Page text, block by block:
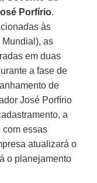
Porfírio.
às
as
em duas
a fase de
de
José Porfírio
a
com essas
atualizará o
o planejamento